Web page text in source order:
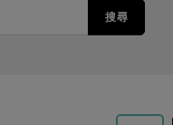
搜尋